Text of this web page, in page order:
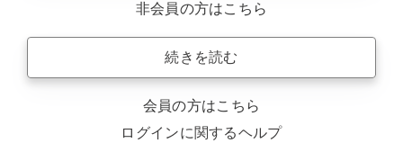
非会員の方はこちら
続きを読む
会員の方はこちら
ログインに関するヘルプ